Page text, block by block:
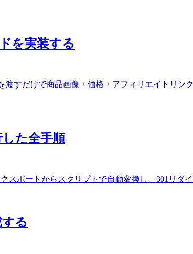
を実装する
渡すだけで商品画像・価格・アフィリエイトリ
た全手順
スポートからスクリプトで自動変換し、301リダ
る